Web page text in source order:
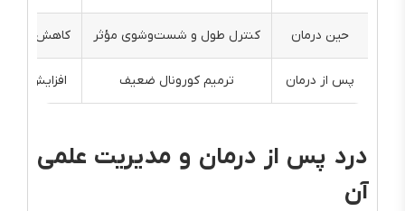
حین درمان کنترل طول و شست‌وشوی مؤثر کاهش
پس از درمان ترمیم کورونال ضعیف افزایش
درد پس از درمان و مدیریت علمی
آن